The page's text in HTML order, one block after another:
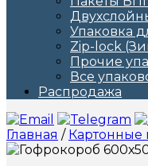
Упаковка
Zip-lock
Прочие
Все
Распродажа
Главная / Картонные